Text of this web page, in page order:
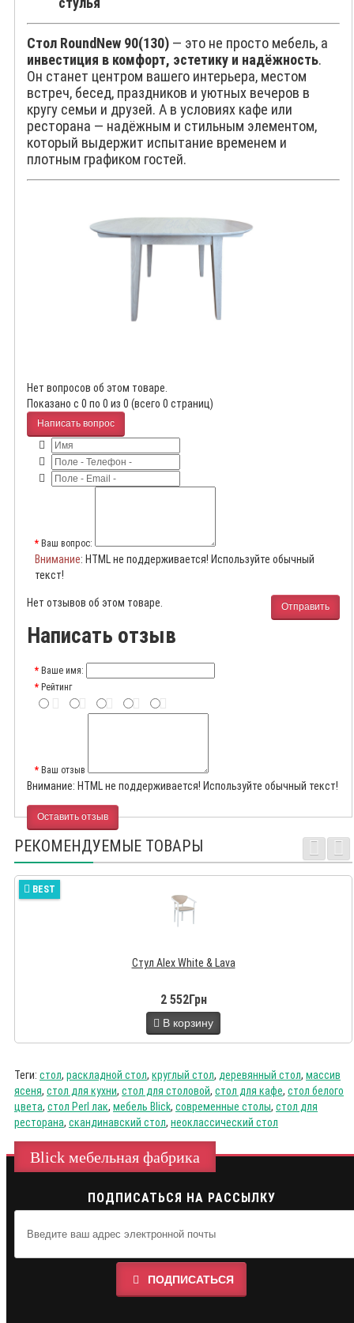
Стол RoundNew 90(130) — это не просто мебель, а
инвестиция в комфорт, эстетику и надёжность.
Он станет центром вашего интерьера, местом
встреч, бесед, праздников и уютных вечеров в
кругу семьи и друзей. А в условиях кафе или
ресторана — надёжным и стильным элементом,
который выдержит испытание временем и
плотным графиком гостей.
Нет вопросов об этом товаре.
Показано с 0 по 0 из 0 (всего 0 страниц)
Написать вопрос
Ваш вопрос:
Внимание: HTML не поддерживается! Используйте обычный
текст!
Отправить
Нет отзывов об этом товаре.
Написать отзыв
Ваше имя:
Рейтинг
Ваш отзыв
Внимание: HTML не поддерживается! Используйте обычный текст!
Оставить отзыв
РЕКОМЕНДУЕМЫЕ ТОВАРЫ
BEST
Стул Alex White & Lava
2 552Грн
В корзину
Теги: стол, раскладной стол, круглый стол, деревянный стол, массив
ясеня, стол для кухни, стол для столовой, стол для кафе, стол белого
цвета, стол Perl лак, мебель Blick, современные столы, стол для
ресторана, скандинавский стол, неоклассический стол
Blick мебельная фабрика
ПОДПИСАТЬСЯ НА РАССЫЛКУ
ПОДПИСАТЬСЯ